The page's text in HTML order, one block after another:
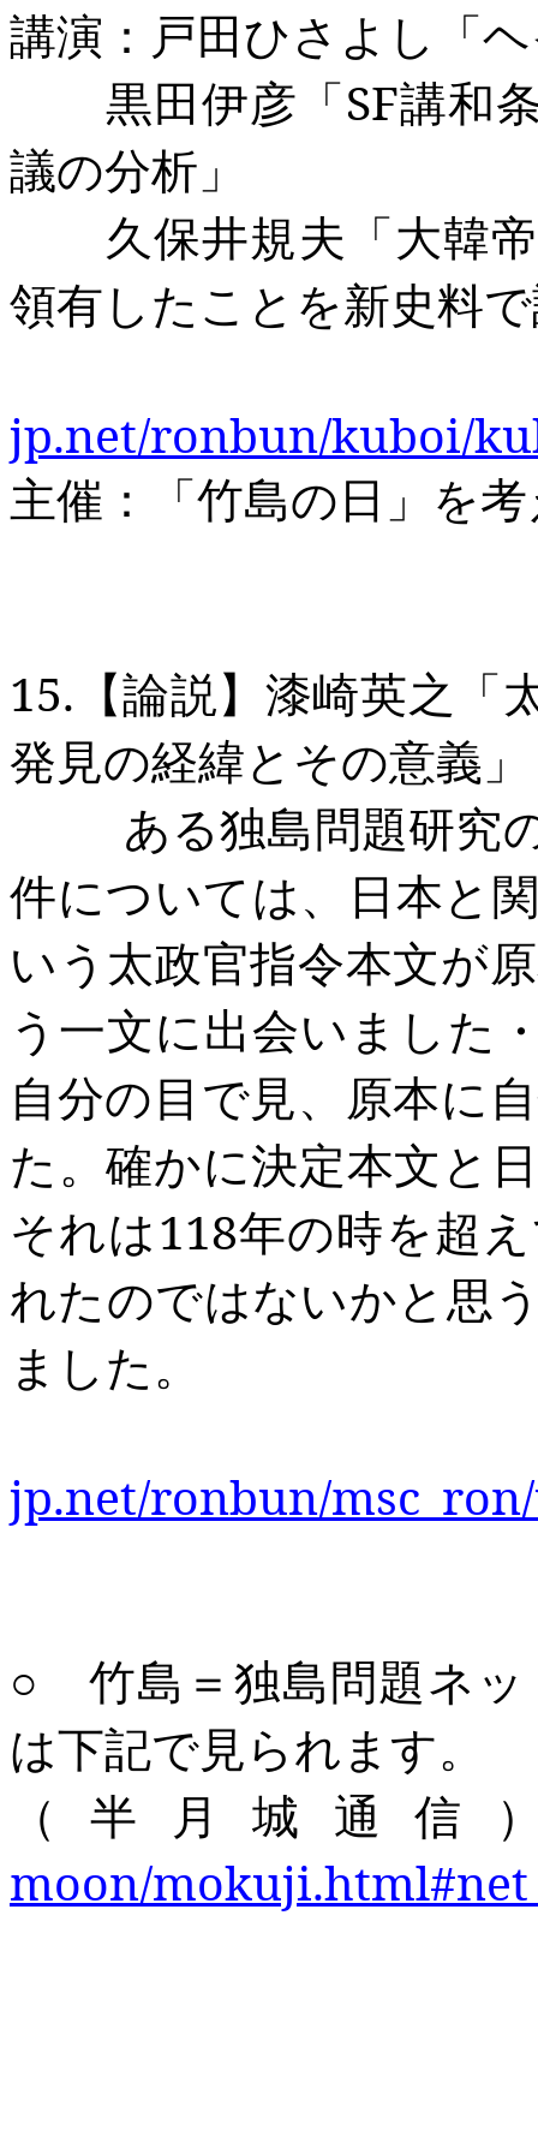
講演：戸田ひさよし「
黒田伊彦「SF講和
議の分析」
久保井規夫「大韓帝
領有したことを新史料
jp.net/ronbun/kuboi/
主催：「竹島の日」を
15. 【論説】漆崎英之
発見の経緯とその意義
ある独島問題研究の
件については、日本と
いう太政官指令本文が
う一文に出会いました
自分の目で見、原本に
た。確かに決定本文と
それは118年の時を超
れたのではないかと思
ました。
jp.net/ronbun/
○ 竹島＝独島問題ネッ
は下記で見られます。
（半月城通信
moon/